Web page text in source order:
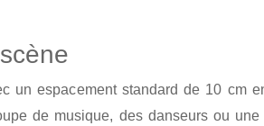
un espacement standard de 10 cm
de musique, des danseurs ou